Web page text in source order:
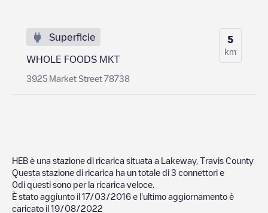
Superficie
WHOLE FOODS MKT
3925 Market Street 78738
5
km
HEB è una stazione di ricarica situata a Lakeway, Travis County
Questa stazione di ricarica ha un totale di 3 connettori e
0di questi sono per la ricarica veloce.
È stato aggiunto il 17/03/2016 e l'ultimo aggiornamento è
caricato il 19/08/2022